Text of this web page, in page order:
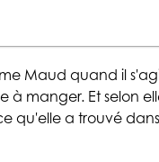
Maud quand il
à manger. Et selon
qu'elle a trouvé dans